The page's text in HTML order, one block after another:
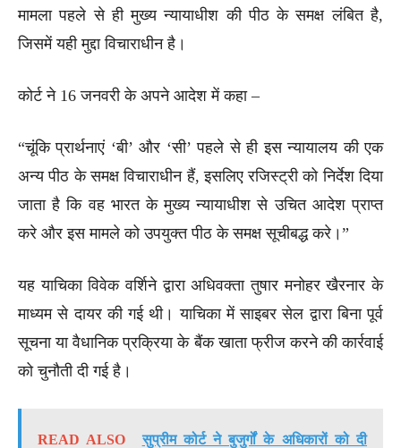
मामला पहले से ही मुख्य न्यायाधीश की पीठ के समक्ष लंबित है,
जिसमें यही मुद्दा विचाराधीन है।
कोर्ट ने 16 जनवरी के अपने आदेश में कहा –
“चूंकि प्रार्थनाएं ‘बी’ और ‘सी’ पहले से ही इस न्यायालय की एक
अन्य पीठ के समक्ष विचाराधीन हैं, इसलिए रजिस्ट्री को निर्देश दिया
जाता है कि वह भारत के मुख्य न्यायाधीश से उचित आदेश प्राप्त
करे और इस मामले को उपयुक्त पीठ के समक्ष सूचीबद्ध करे।”
यह याचिका विवेक वर्शिने द्वारा अधिवक्ता तुषार मनोहर खैरनार के
माध्यम से दायर की गई थी। याचिका में साइबर सेल द्वारा बिना पूर्व
सूचना या वैधानिक प्रक्रिया के बैंक खाता फ्रीज करने की कार्रवाई
को चुनौती दी गई है।
READ ALSO
सुप्रीम कोर्ट ने बुजुर्गों के अधिकारों को दी